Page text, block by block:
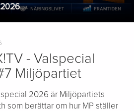
- Valspecial
Miljöpartiet
2026 är Miljöpartiets
som berättar om hur MP ställer